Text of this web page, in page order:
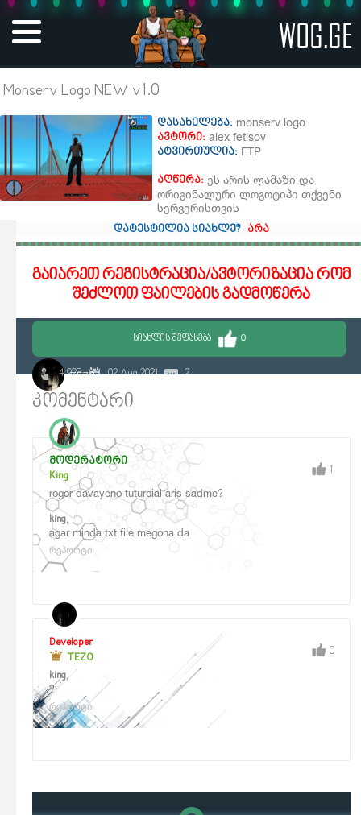
WOG.GE
Monserv Logo NEW v1.0
დასახელება: monserv logo
ავტორი: alex fetisov
ატვირთულია: FTP
აღწერა: ეს არის ლამაზი და
ორიგინალური ლოგოტიპი თქვენი
სერვერისთვის
დატესტილია სიახლე?
არა
გაიარეთ რეგისტრაცია/ავტორიზაცია რომ
შეძლოთ ფაილების გადმოწერა
ᲡᲘᲐᲮᲚᲘᲡ ᲨᲔᲤᲐᲡᲔᲑᲐ 0
TEZO
4 925 02 Aug 2021 2
კომენტარი
მოდერატორი
King
rogor davayeno tuturoial aris sadme?
king,
agar minda txt file megona da
რეპორტი
1
Developer
TEZO
king,
?
რეპორტი
0